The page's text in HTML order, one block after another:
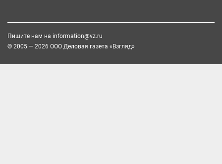
Пишите нам на information@vz.ru
© 2005 — 2026 ООО Деловая газета «Взгляд»